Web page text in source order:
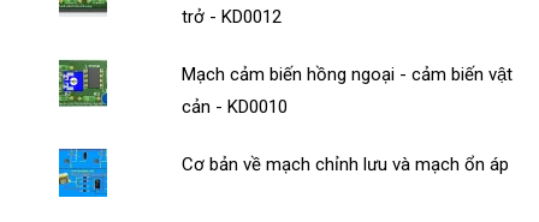
trở - KD0012
Mạch cảm biến hồng ngoại - cảm biến vật
cản - KD0010
Cơ bản về mạch chỉnh lưu và mạch ổn áp